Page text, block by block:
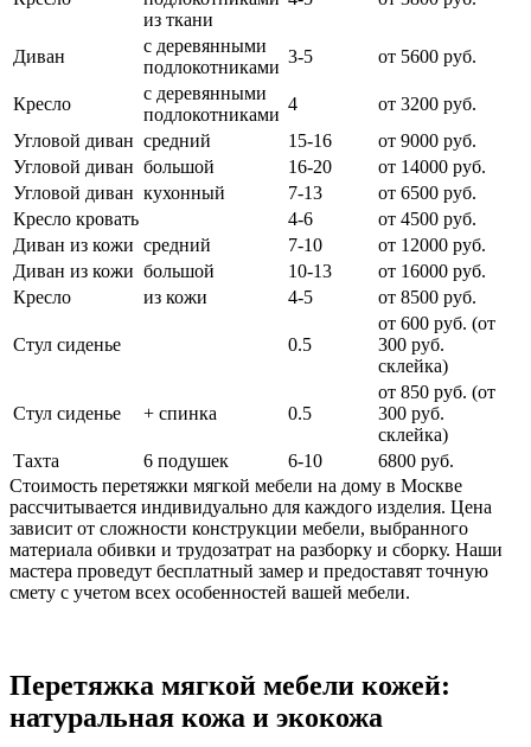
из ткани
Диван
с деревянными
подлокотниками
3-5 от 5600 руб.
Кресло
с деревянными
подлокотниками
4
от 3200 руб.
Угловой диван средний 15-16
от 9000 руб.
Угловой диван большой 16-20
от 14000 руб.
Угловой диван кухонный 7-13
от 6500 руб.
Кресло кровать
4-6
от 4500 руб.
Диван из кожи средний 7-10
от 12000 руб.
Диван из кожи большой 10-13
от 16000 руб.
Кресло
из кожи 4-5 от 8500 руб.
Стул сиденье 0.5
от 600 руб. (от
300 руб.
cклейка)
Стул сиденье + спинка 0.5
от 850 руб. (от
300 руб.
склейка)
Тахта
6 подушек 6-10
6800 руб.
Стоимость перетяжки мягкой мебели на дому в Москве
рассчитывается индивидуально для каждого изделия. Цена
зависит от сложности конструкции мебели, выбранного
материала обивки и трудозатрат на разборку и сборку. Наши
мастера проведут бесплатный замер и предоставят точную
смету с учетом всех особенностей вашей мебели.
Перетяжка мягкой мебели кожей:
натуральная кожа и экокожа